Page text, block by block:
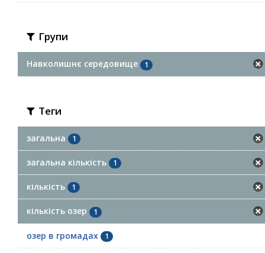
Групи
Навколишнє середовище 1
Теги
загальна 1
загальна кількість 1
кількість 1
кількість озер 1
озер в громадах 1